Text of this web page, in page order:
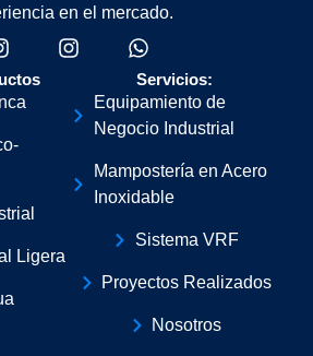
en el mercado.
Ligera
Servicios:
Equipamiento de
Negocio Industrial
Mampostería en Acero
Inoxidable
Sistema VRF
Proyectos Realizados
Nosotros